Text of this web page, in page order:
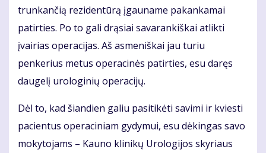
trunkančią rezidentūrą įgauname pakankamai
patirties. Po to gali drąsiai savarankiškai atlikti
įvairias operacijas. Aš asmeniškai jau turiu
penkerius metus operacinės patirties, esu daręs
daugelį urologinių operacijų.
Dėl to, kad šiandien galiu pasitikėti savimi ir kviesti
pacientus operaciniam gydymui, esu dėkingas savo
mokytojams – Kauno klinikų Urologijos skyriaus